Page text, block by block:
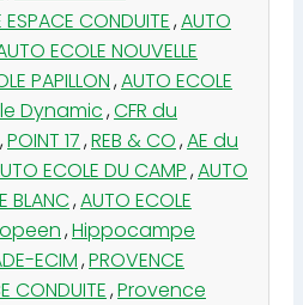
CONDUITE,AUTO
ECOLE NOUVELLE
PAPILLON,AUTO ECOLE
Dynamic,CFR du
,POINT 17,REB & CO,AE du
ECOLE DU CAMP,AUTO
BLANC,AUTO ECOLE
,Hippocampe
ECIM,PROVENCE
CONDUITE,Provence